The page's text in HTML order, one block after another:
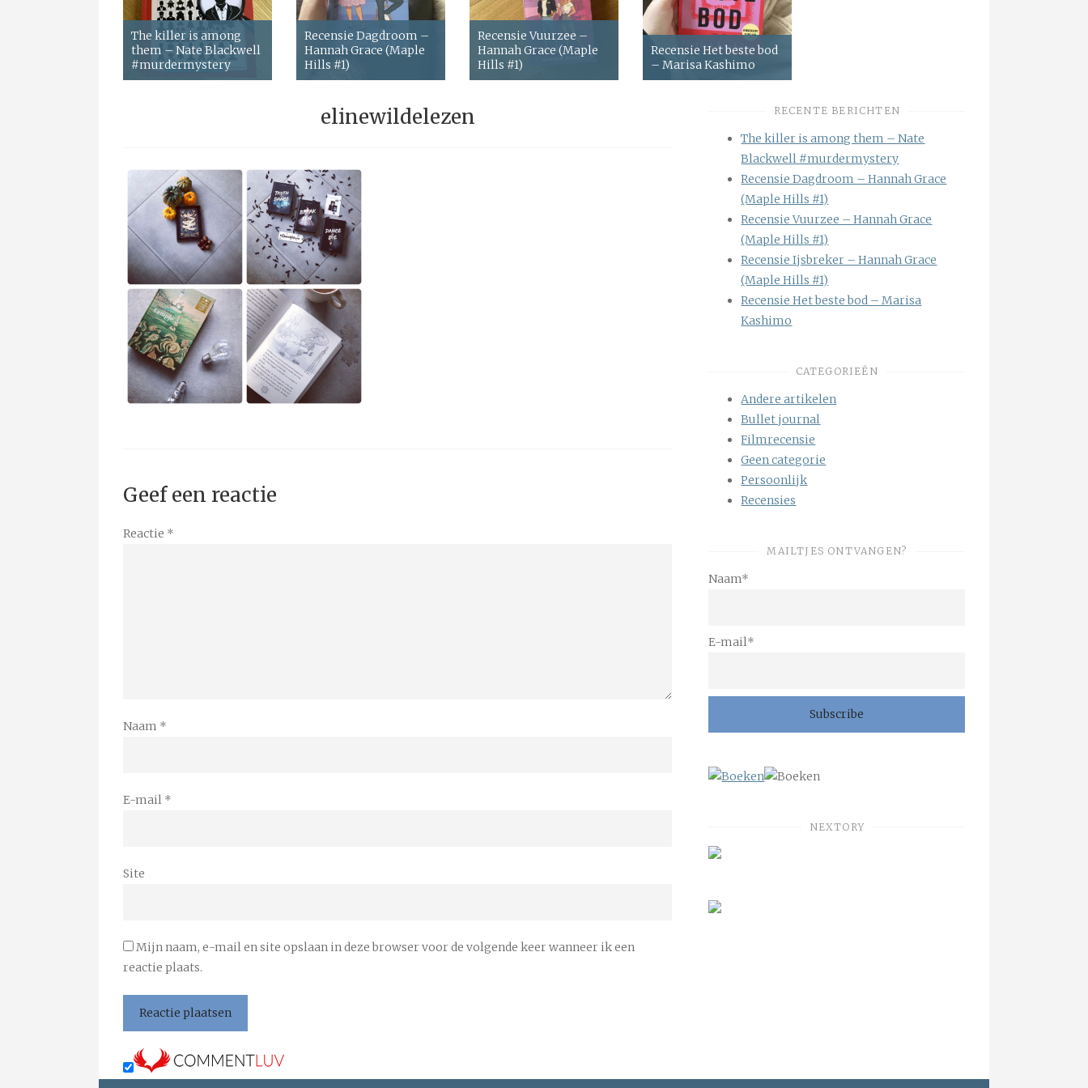
The killer is among
them – Nate Blackwell
#murdermystery
Recensie Dagdroom –
Hannah Grace (Maple
Hills #1)
Recensie Vuurzee –
Hannah Grace (Maple
Hills #1)
Recensie Het beste bod
– Marisa Kashimo
elinewildelezen
Geef een reactie
Reactie *
Naam *
E-mail *
Site
Mijn naam, e-mail en site opslaan in deze browser voor de volgende keer wanneer ik een
reactie plaats.
RECENTE BERICHTEN
The killer is among them – Nate
Blackwell #murdermystery
Recensie Dagdroom – Hannah Grace
(Maple Hills #1)
Recensie Vuurzee – Hannah Grace
(Maple Hills #1)
Recensie Ijsbreker – Hannah Grace
(Maple Hills #1)
Recensie Het beste bod – Marisa
Kashimo
CATEGORIEËN
Andere artikelen
Bullet journal
Filmrecensie
Geen categorie
Persoonlijk
Recensies
MAILTJES ONTVANGEN?
Naam*
E-mail*
NEXTORY